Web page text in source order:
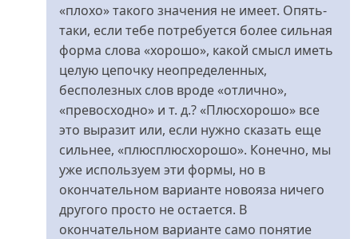
«плохо» такого значения не имеет. Опять-
таки, если тебе потребуется более сильная
форма слова «хорошо», какой смысл иметь
целую цепочку неопределенных,
бесполезных слов вроде «отлично»,
«превосходно» и т. д.? «Плюсхорошо» все
это выразит или, если нужно сказать еще
сильнее, «плюсплюсхорошо». Конечно, мы
уже используем эти формы, но в
окончательном варианте новояза ничего
другого просто не остается. В
окончательном варианте само понятие